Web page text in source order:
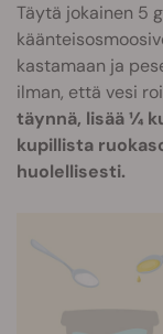
Täytä jokainen 5
kastamaan ja
ilman, että vesi
täynnä, lisää ¼
kupillista
huolellisesti.